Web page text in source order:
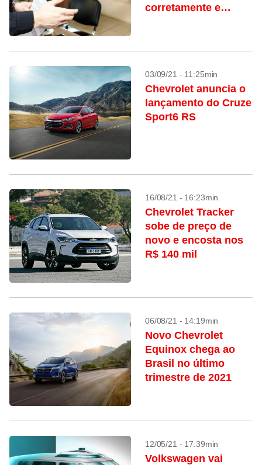
corretamente e
03/09/21 - 11:25min
Chevrolet anuncia o
lançamento do Cruze
Sport6 RS
16/08/21 - 16:23min
Chevrolet Tracker
sobe de preço de
novo e encosta nos
R$ 140 mil
06/08/21 - 14:19min
Novo Chevrolet
Equinox chega ao
Brasil no último
trimestre de 2021
12/05/21 - 17:39min
Volkswagen vai